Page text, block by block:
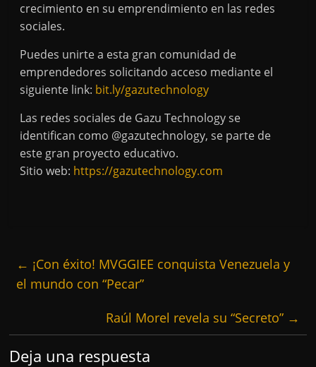
crecimiento en su emprendimiento en las redes
sociales.
Puedes unirte a esta gran comunidad de
emprendedores solicitando acceso mediante el
siguiente link: bit.ly/gazutechnology
Las redes sociales de Gazu Technology se
identifican como @gazutechnology, se parte de
este gran proyecto educativo.
Sitio web: https://gazutechnology.com
← ¡Con éxito! MVGGIEE conquista Venezuela y
el mundo con “Pecar”
Raúl Morel revela su “Secreto” →
Deja una respuesta